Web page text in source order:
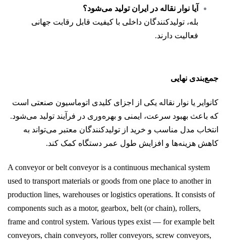
آیا نوار نقاله در ایران تولید می‌شود؟
بله، تولیدکنندگان داخلی با کیفیت قابل رقابت جهانی
فعالیت دارند.
جمع‌بندی نهایی
کانوایر یا نوار نقاله یکی از اجزای کلیدی اتوماسیون صنعتی است
که باعث بهبود سرعت، ایمنی و بهره‌وری در فرآیند تولید می‌شود.
انتخاب مدل مناسب و خرید از تولیدکنندگان معتبر می‌تواند به
کاهش هزینه‌ها و افزایش طول عمر دستگاه کمک کند.
A conveyor or belt conveyor is a continuous mechanical system
used to transport materials or goods from one place to another in
production lines, warehouses or logistics operations. It consists of
components such as a motor, gearbox, belt (or chain), rollers,
frame and control system. Various types exist — for example belt
conveyors, chain conveyors, roller conveyors, screw conveyors,